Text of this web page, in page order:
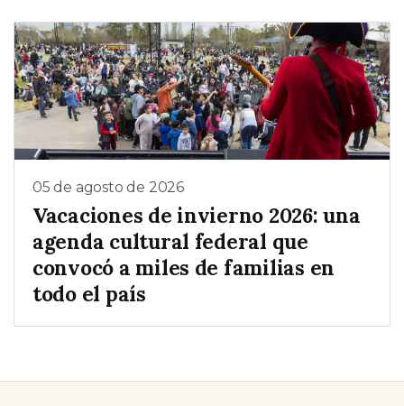
05 de agosto de 2026
Vacaciones de invierno 2026: una
agenda cultural federal que
convocó a miles de familias en
todo el país